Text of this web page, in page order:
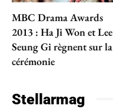
MBC Drama Awards
2013 : Ha Ji Won et Lee
Seung Gi règnent sur la
cérémonie
Stellarmag